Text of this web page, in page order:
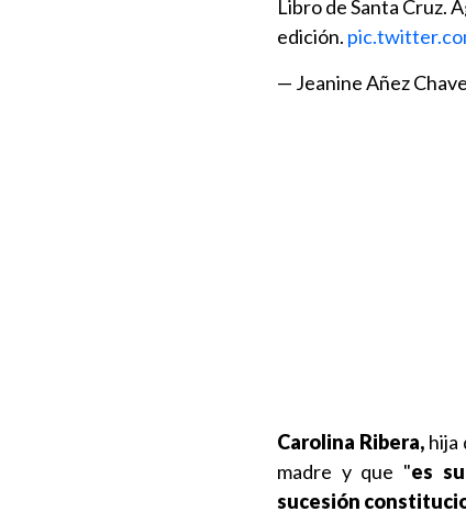
Libro de Santa Cruz.
edición.
— Jeanine Añez
Carolina Ribera, hija
madre y que "es
sucesión